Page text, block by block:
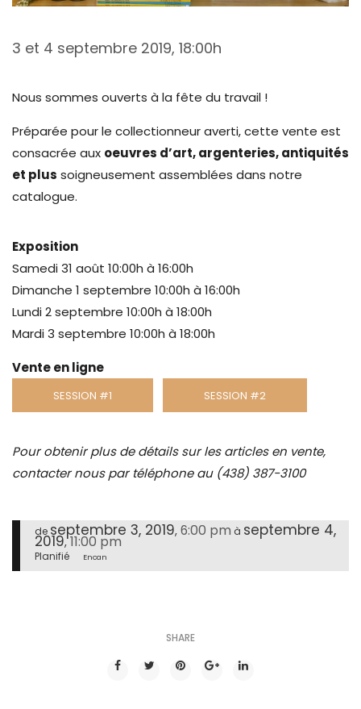
3 et 4 septembre 2019, 18:00h
Nous sommes ouverts à la fête du travail !
Préparée pour le collectionneur averti, cette vente est
consacrée aux oeuvres d’art, argenteries, antiquités
et plus soigneusement assemblées dans notre
catalogue.
Exposition
Samedi 31 août 10:00h à 16:00h
Dimanche 1 septembre 10:00h à 16:00h
Lundi 2 septembre 10:00h à 18:00h
Mardi 3 septembre 10:00h à 18:00h
Vente en ligne
SESSION #1 SESSION #2
Pour obtenir plus de détails sur les articles en vente,
contacter nous par téléphone au (438) 387-3100
de septembre 3, 2019, 6:00 pm à septembre 4,
2019, 11:00 pm
Planifié Encan
SHARE